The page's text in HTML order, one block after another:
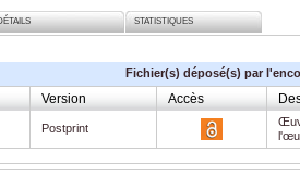
STATISTIQUES
Fichier(s) déposé(s) par
Version Accès
Postprint